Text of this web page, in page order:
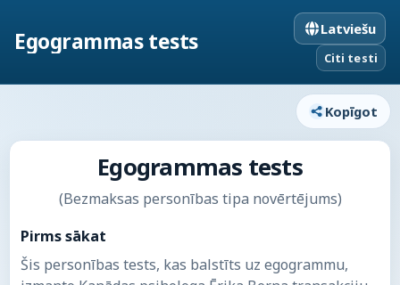
Egogrammas tests Latviešu
Citi testi
Kopīgot
Egogrammas tests
(Bezmaksas personības tipa novērtējums)
Pirms sākat
Šis personības tests, kas balstīts uz egogrammu,